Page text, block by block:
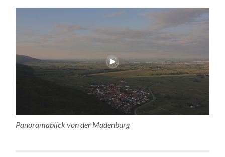
Panoramablick von der Madenburg